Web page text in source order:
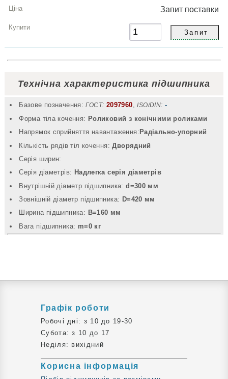
Радіальний
грн
Запит поставки
Технічна характеристика підшипника
Базове позначення: ГОСТ: 2097960,ISO/DIN: -
Форма тіла кочення: Роликовий з конічними роликами
Напрямок сприйняття навантаження: Радіально-упорний
Кількість рядів тіл кочення:Дворядний
Серія ширин:
Серія діаметрів: Надлегка серія діаметрів
Внутрішній діаметр підшипника:d=300 мм
Зовнішній діаметр підшипника: D=420 мм
Ширина підшипника: B=160 мм
Вага підшипника: m=0 кг
Графік роботи
Робочі дні: з 10 до 19-30
Субота: з 10 до 17
Неділя: вихідний
Корисна інформація